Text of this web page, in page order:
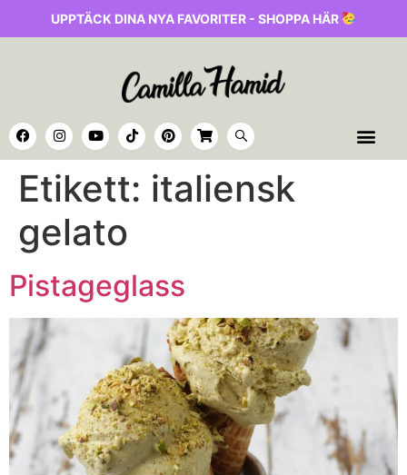
UPPTÄCK DINA NYA FAVORITER - SHOPPA HÄR
Etikett: italiensk
gelato
Pistageglass